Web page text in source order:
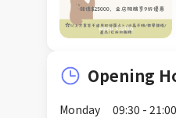
Opening
Monday
09:30 - 21:00